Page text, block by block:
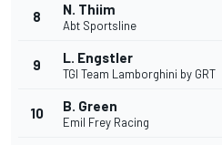
8 N. Thiim
Abt Sportsline
9 L. Engstler
TGI Team Lamborghini by GRT
10 B. Green
Emil Frey Racing